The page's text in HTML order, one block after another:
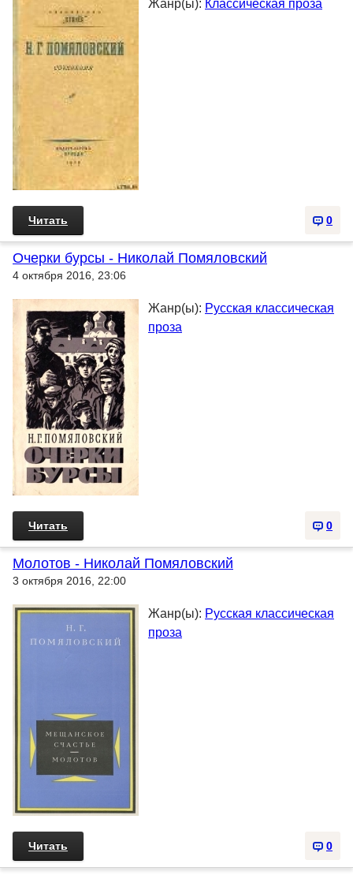
Жанр(ы): Классическая проза
0
Читать
Очерки бурсы - Николай Помяловский
4 октября 2016, 23:06
Жанр(ы): Русская классическая
проза
0
Читать
Молотов - Николай Помяловский
3 октября 2016, 22:00
Жанр(ы): Русская классическая
проза
0
Читать